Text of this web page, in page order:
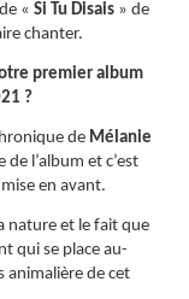
« Si Tu Disais » de
chanter.
premier album
?
de Mélanie
l’album et c’est
en avant.
nature et le fait que
qui se place au-
animalière de cet